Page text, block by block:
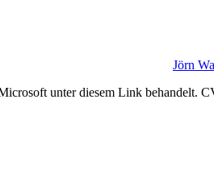
Jörn
unter diesem Link behandelt.